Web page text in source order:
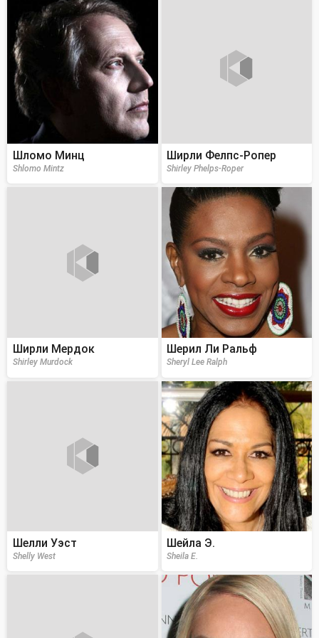
Шломо Минц
Shlomo Mintz
Ширли Фелпс-Ропер
Shirley Phelps-Roper
Ширли Мердок
Shirley Murdock
Шерил Ли Ральф
Sheryl Lee Ralph
Шелли Уэст
Shelly West
Шейла Э.
Sheila E.